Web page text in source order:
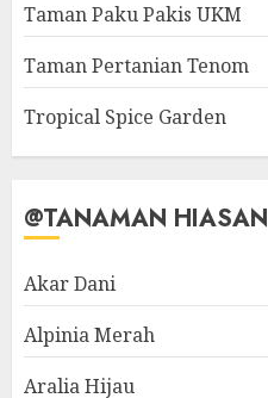
Taman Paku Pakis UKM
Taman Pertanian Tenom
Tropical Spice Garden
@TANAMAN HIASAN
Akar Dani
Alpinia Merah
Aralia Hijau